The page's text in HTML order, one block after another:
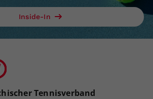
Inside-In
Tennisverband